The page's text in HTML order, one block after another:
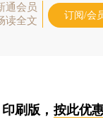
通会员
读全文
订阅/会
刷版， 按此优